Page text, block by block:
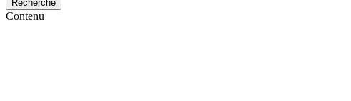
Contenu